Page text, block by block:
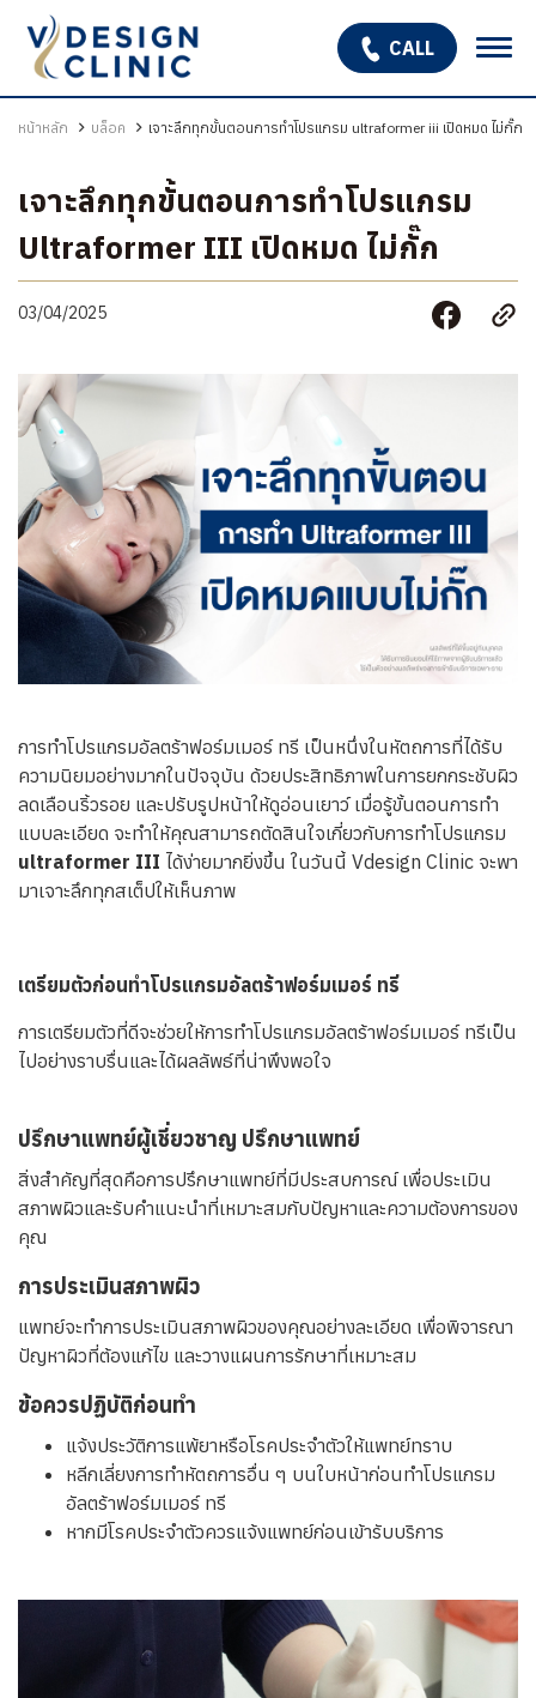
เกี่ยวกับเรา
OPEN SUBMENU
โปรแกรมรักษาหลุมสิว
รักษาผมร่วง ผมบาง
โปรโมชั่น
รีวิว
บทความ
ทีมแพทย์
ติดต่อเรา
CALL
หน้าหลัก บล็อค เจาะลึกทุกขั้นตอนการทำโปรแกรม ultraformer iii เปิดหมด ไม่กั๊ก
เจาะลึกทุกขั้นตอนการทำโปรแกรม
Ultraformer III เปิดหมด ไม่กั๊ก
03/04/2025
การทำโปรแกรมอัลตร้าฟอร์มเมอร์ ทรี เป็นหนึ่งในหัตถการที่ได้รับ
ความนิยมอย่างมากในปัจจุบัน ด้วยประสิทธิภาพในการยกกระชับผิว
ลดเลือนริ้วรอย และปรับรูปหน้าให้ดูอ่อนเยาว์ เมื่อรู้ขั้นตอนการทำ
แบบละเอียด จะทำให้คุณสามารถตัดสินใจเกี่ยวกับการทำโปรแกรม
ultraformer III ได้ง่ายมากยิ่งขึ้น ในวันนี้ Vdesign Clinic จะพา
มาเจาะลึกทุกสเต็ปให้เห็นภาพ
เตรียมตัวก่อนทำโปรแกรมอัลตร้าฟอร์มเมอร์ ทรี
การเตรียมตัวที่ดีจะช่วยให้การทำโปรแกรมอัลตร้าฟอร์มเมอร์ ทรีเป็น
ไปอย่างราบรื่นและได้ผลลัพธ์ที่น่าพึงพอใจ
ปรึกษาแพทย์ผู้เชี่ยวชาญ ปรึกษาแพทย์
สิ่งสำคัญที่สุดคือการปรึกษาแพทย์ที่มีประสบการณ์ เพื่อประเมิน
สภาพผิวและรับคำแนะนำที่เหมาะสมกับปัญหาและความต้องการของ
คุณ
การประเมินสภาพผิว
แพทย์จะทำการประเมินสภาพผิวของคุณอย่างละเอียด เพื่อพิจารณา
ปัญหาผิวที่ต้องแก้ไข และวางแผนการรักษาที่เหมาะสม
ข้อควรปฏิบัติก่อนทำ
แจ้งประวัติการแพ้ยาหรือโรคประจำตัวให้แพทย์ทราบ
หลีกเลี่ยงการทำหัตถการอื่น ๆ บนใบหน้าก่อนทำโปรแกรม
อัลตร้าฟอร์มเมอร์ ทรี
หากมีโรคประจำตัวควรแจ้งแพทย์ก่อนเข้ารับบริการ